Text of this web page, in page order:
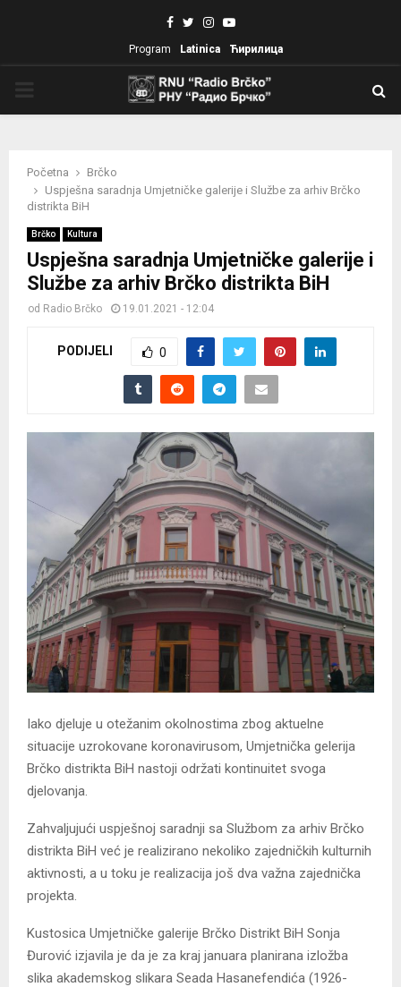
Facebook
TwitterInstagram
Youtube
Program Latinica Ћирилица
Početna
Brčko
Uspješna saradnja Umjetničke galerije i Službe za arhiv Brčko
distrikta BiH
Brčko Kultura
Uspješna saradnja Umjetničke galerije i
Službe za arhiv Brčko distrikta BiH
od Radio Brčko 19.01.2021 - 12:04
PODIJELI 0
Iako djeluje u otežanim okolnostima zbog aktuelne
situacije uzrokovane koronavirusom, Umjetnička gelerija
Brčko distrikta BiH nastoji održati kontinuitet svoga
djelovanja.
Zahvaljujući uspješnoj saradnji sa Službom za arhiv Brčko
distrikta BiH već je realizirano nekoliko zajedničkih kulturnih
aktivnosti, a u toku je realizacija još dva važna zajednička
projekta.
Kustosica Umjetničke galerije Brčko Distrikt BiH Sonja
Đurović izjavila je da je za kraj januara planirana izložba
slika akademskog slikara Seada Hasanefendića (1926-